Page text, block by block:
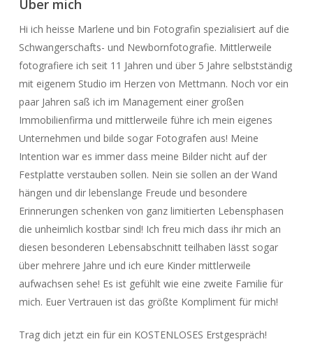
Über mich
Hi ich heisse Marlene und bin Fotografin spezialisiert auf die
Schwangerschafts- und Newbornfotografie. Mittlerweile
fotografiere ich seit 11 Jahren und über 5 Jahre selbstständig
mit eigenem Studio im Herzen von Mettmann. Noch vor ein
paar Jahren saß ich im Management einer großen
Immobilienfirma und mittlerweile führe ich mein eigenes
Unternehmen und bilde sogar Fotografen aus! Meine
Intention war es immer dass meine Bilder nicht auf der
Festplatte verstauben sollen. Nein sie sollen an der Wand
hängen und dir lebenslange Freude und besondere
Erinnerungen schenken von ganz limitierten Lebensphasen
die unheimlich kostbar sind! Ich freu mich dass ihr mich an
diesen besonderen Lebensabschnitt teilhaben lässt sogar
über mehrere Jahre und ich eure Kinder mittlerweile
aufwachsen sehe! Es ist gefühlt wie eine zweite Familie für
mich. Euer Vertrauen ist das größte Kompliment für mich!
Trag dich jetzt ein für ein KOSTENLOSES Erstgespräch!